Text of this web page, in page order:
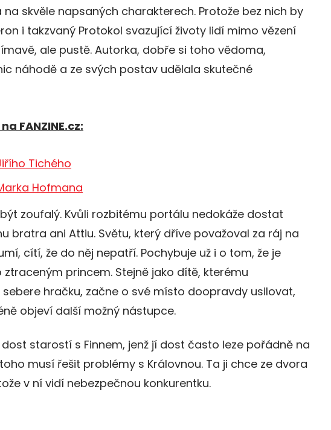
na skvěle napsaných charakterech. Protože bez nich by
i takzvaný Protokol svazující životy lidí mimo vězení
ale pustě. Autorka, dobře si toho vědoma,
náhodě a ze svých postav udělala skutečné
FANZINE.cz:
Tichého
Hofmana
zoufalý. Kvůli rozbitému portálu nedokáže dostat
bratra ani Attiu. Světu, který dříve považoval za ráj na
cítí, že do něj nepatří. Pochybuje už i o tom, že je
princem. Stejně jako dítě, kterému
hračku, začne o své místo doopravdy usilovat,
objeví další možný nástupce.
starostí s Finnem, jenž jí dost často leze pořádně na
musí řešit problémy s Královnou. Ta ji chce ze dvora
v ní vidí nebezpečnou konkurentku.